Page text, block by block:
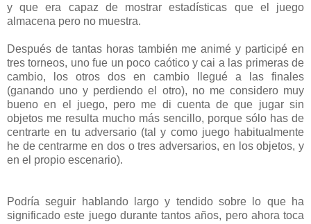
y que era capaz de mostrar estadísticas que el juego
almacena pero no muestra.
Después de tantas horas también me animé y participé en
tres torneos, uno fue un poco caótico y cai a las primeras de
cambio, los otros dos en cambio llegué a las finales
(ganando uno y perdiendo el otro), no me considero muy
bueno en el juego, pero me di cuenta de que jugar sin
objetos me resulta mucho más sencillo, porque sólo has de
centrarte en tu adversario (tal y como juego habitualmente
he de centrarme en dos o tres adversarios, en los objetos, y
en el propio escenario).
Podría seguir hablando largo y tendido sobre lo que ha
significado este juego durante tantos años, pero ahora toca